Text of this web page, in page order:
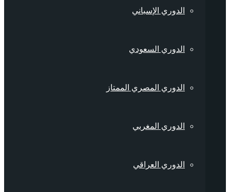
الدوري الإسباني
الدوري السعودي
الدوري المصري الممتاز
الدوري المغربي
الدوري العراقي